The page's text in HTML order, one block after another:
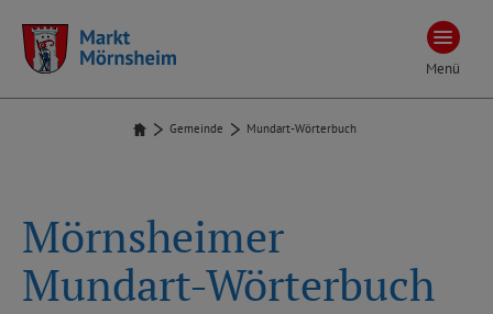
Menü
Gemeinde Mundart-Wörterbuch
Mörnsheimer
Mundart-Wörterbuch